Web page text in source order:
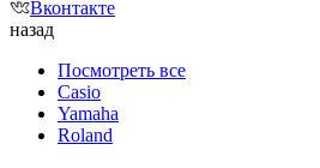
Вконтакте
назад
Посмотреть все
Casio
Yamaha
Roland